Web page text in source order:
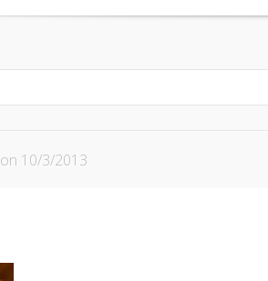
on 10/3/2013